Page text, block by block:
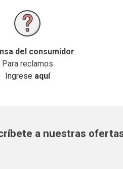
del consumidor
Para reclamos
Ingrese aquí
a nuestras